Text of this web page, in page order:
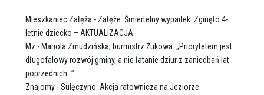
Mieszkaniec Załęża - Załęże. Śmiertelny wypadek. Zginęło 4-
letnie dziecko – AKTUALIZACJA
Mz - Mariola Zmudzińska, burmistrz Żukowa: „Priorytetem jest
długofalowy rozwój gminy, a nie łatanie dziur z zaniedbań lat
poprzednich…”
Znajomy-Sulęczyno. Akcja ratownicza na Jeziorze